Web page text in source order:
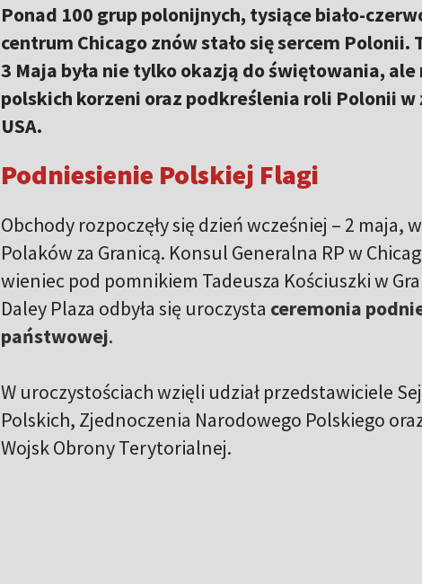
Ponad 100 grup polonijnych, tysiące biało-
centrum Chicago znów stało się sercem
3 Maja była nie tylko okazją do świętowania,
polskich korzeni oraz podkreślenia roli Polonii w
USA.
Podniesienie Polskiej Flagi
Obchody rozpoczęły się dzień wcześniej – 2 maja,
Polaków za Granicą. Konsul Generalna RP w
wieniec pod pomnikiem Tadeusza Kościuszki w
Daley Plaza odbyła się uroczysta ceremonia
państwowej.
W uroczystościach wzięli udział przedstawiciele
Polskich, Zjednoczenia Narodowego Polskiego
Wojsk Obrony Terytorialnej.